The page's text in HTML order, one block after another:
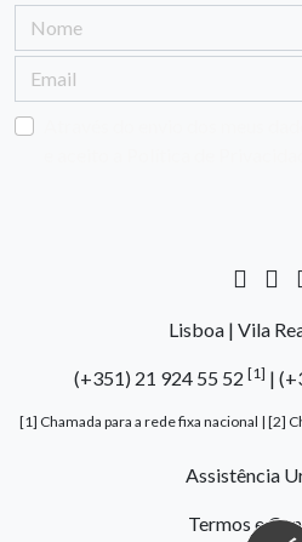
Lisboa | Vila
(+351) 21 924 55 52 [1] |
[1] Chamada para a rede fixa nacional | [2]
Assistência
Termos e